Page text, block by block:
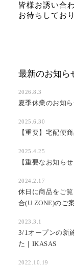
皆様お誘い合
お待ちしてお
最新のお知ら
2026.8.3
夏季休業のお知
2025.6.30
【重要】宅配便
2025.4.25
【重要なお知ら
2024.2.17
休日に商品をご
合(U ZONE)のご
2023.3.1
3/1オープンの新
た｜IKASAS
2022.10.19